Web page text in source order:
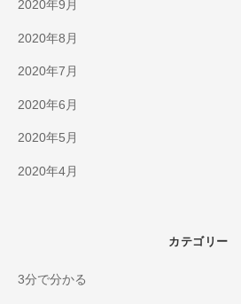
2020年9月
2020年8月
2020年7月
2020年6月
2020年5月
2020年4月
カテゴリー
3分で分かる